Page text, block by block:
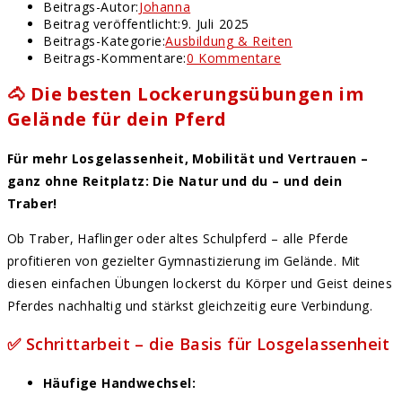
Beitrags-Autor:Johanna
Beitrag veröffentlicht:9. Juli 2025
Beitrags-Kategorie:Ausbildung & Reiten
Beitrags-Kommentare:0 Kommentare
🐴 Die besten Lockerungsübungen im
Gelände für dein Pferd
Für mehr Losgelassenheit, Mobilität und Vertrauen –
ganz ohne Reitplatz: Die Natur und du – und dein
Traber!
Ob Traber, Haflinger oder altes Schulpferd – alle Pferde
profitieren von gezielter Gymnastizierung im Gelände. Mit
diesen einfachen Übungen lockerst du Körper und Geist deines
Pferdes nachhaltig und stärkst gleichzeitig eure Verbindung.
✅ Schrittarbeit – die Basis für Losgelassenheit
Häufige Handwechsel: